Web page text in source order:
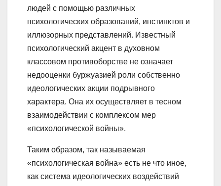
людей с помощью различных
психологических образований, инстинктов и
иллюзорных представлений. Известный
психологический акцент в духовном
классовом противоборстве не означает
недооценки буржуазией роли собственно
идеологических акции подрывного
характера. Она их осуществляет в тесном
взаимодействии с комплексом мер
«психологической войны».
Таким образом, так называемая
«психологическая война» есть не что иное,
как система идеологических воздействий